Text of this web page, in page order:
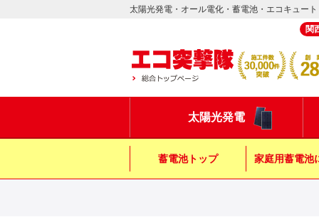
太陽光発電・オール電化・蓄電池・エコキュー
関
太陽光発電
蓄電池トップ 家庭用蓄電池